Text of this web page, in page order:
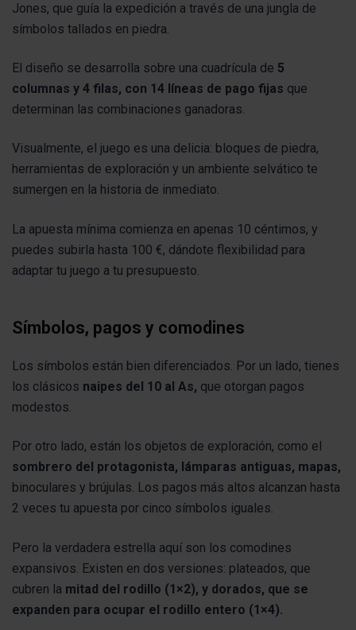
Jones, que guía la expedición a través de una jungla de
símbolos tallados en piedra.
El diseño se desarrolla sobre una cuadrícula de 5
columnas y 4 filas, con 14 líneas de pago fijas que
determinan las combinaciones ganadoras.
Visualmente, el juego es una delicia: bloques de piedra,
herramientas de exploración y un ambiente selvático te
sumergen en la historia de inmediato.
La apuesta mínima comienza en apenas 10 céntimos, y
puedes subirla hasta 100 €, dándote flexibilidad para
adaptar tu juego a tu presupuesto.
Símbolos, pagos y comodines
Los símbolos están bien diferenciados. Por un lado, tienes
los clásicos naipes del 10 al As, que otorgan pagos
modestos.
Por otro lado, están los objetos de exploración, como el
sombrero del protagonista, lámparas antiguas, mapas,
binoculares y brújulas. Los pagos más altos alcanzan hasta
2 veces tu apuesta por cinco símbolos iguales.
Pero la verdadera estrella aquí son los comodines
expansivos. Existen en dos versiones: plateados, que
cubren la mitad del rodillo (1×2), y dorados, que se
expanden para ocupar el rodillo entero (1×4).